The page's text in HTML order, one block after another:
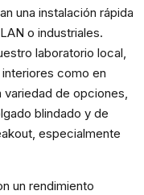
una instalación rápida
o industriales.
laboratorio local,
como en
de opciones,
blindado y de
especialmente
un rendimiento